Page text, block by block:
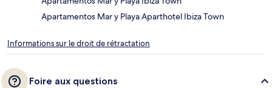
Apartamentos Mar y Playa Aparthotel Ibiza Town
Informations sur le droit de rétractation
Foire aux questions